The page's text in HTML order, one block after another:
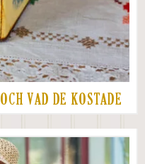
VAD DE KOSTADE